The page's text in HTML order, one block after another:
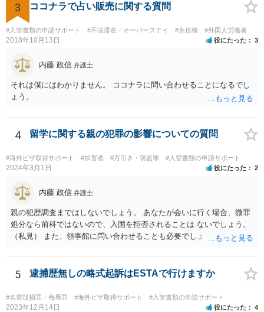
3 ココナラで占い販売に関する質問
#入管書類の申請サポート #不法滞在・オーバーステイ #永住権 #外国人労働者
2018年10月13日 役にたった 3
内藤 政信 弁護士
それは僕にはわかりません。 ココナラに問い合わせることになるでし
ょう。
4 留学に関する親の犯罪の影響についての質問
#海外ビザ取得サポート #加害者 #万引き・窃盗罪 #入管書類の申請サポート
2024年3月1日 役にたった 2
内藤 政信 弁護士
親の犯歴調査まではしないでしょう。 あなたが会いに行く場合、微罪
処分なら前科ではないので、入国を拒否されることは ないでしょう。
（私見） また、領事館に問い合わせることも必要でしょう。
5 逮捕歴無しの略式起訴はESTAで行けますか
#名誉毀損罪・侮辱罪 #海外ビザ取得サポート #入管書類の申請サポート
2023年12月14日 役にたった 4